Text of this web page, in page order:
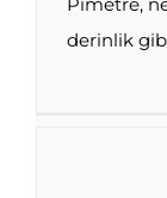
derinlik